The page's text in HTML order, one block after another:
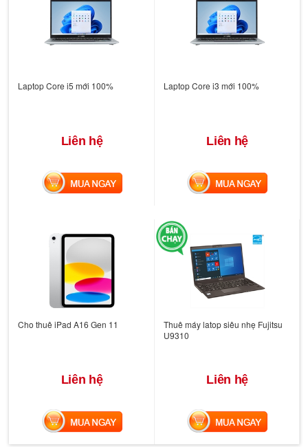
Laptop Core i5 mới 100%
Liên hệ
MUA NGAY
Laptop Core i3 mới 100%
Liên hệ
MUA NGAY
Cho thuê iPad A16 Gen 11
Liên hệ
MUA NGAY
Thuê máy latop siêu nhẹ Fujitsu
U9310
Liên hệ
MUA NGAY